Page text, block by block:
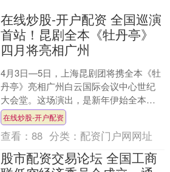
在线炒股-开户配资 全国巡演
首站！昆剧全本《牡丹亭》
四月将亮相广州
4月3日—5日，上海昆剧团将携全本《牡
丹亭》亮相广州白云国际会议中心世纪
大会堂。这场演出，是新年伊始全本
《牡丹亭》的首度亮相，也是全本《牡
丹亭》获得我国舞台艺术....
在线炒股-开户配资
查看：88 分类： 配资门户网网址
股市配资交易论坛 全国工商